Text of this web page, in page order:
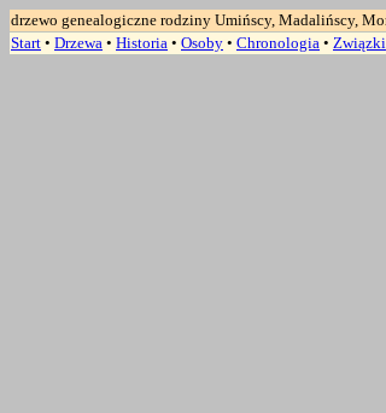
drzewo genealogiczne rodziny Umińscy, Madalińscy,
Start • Drzewa • Historia • Osoby • Chronologia • Związki